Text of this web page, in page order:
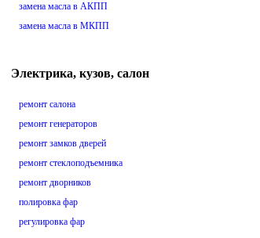
замена масла в АКПП
замена масла в МКПП
Электрика, кузов, салон
ремонт салона
ремонт генераторов
ремонт замков дверей
ремонт стеклоподъемника
ремонт дворников
полировка фар
регулировка фар